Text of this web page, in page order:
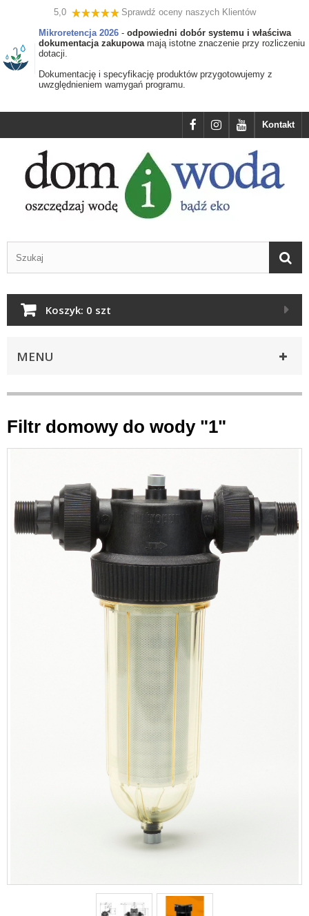
5,0
Sprawdź oceny naszych Klientów
Mikroretencja 2026 - odpowiedni dobór systemu i właściwa
dokumentacja zakupowamają istotne znaczenie przy rozliczeniu
dotacji.
Dokumentację i specyfikację produktów przygotowujemy z
uwzględnieniem wamygań programu.
Kontakt
Koszyk: 0 szt
MENU
Filtr domowy do wody "1"